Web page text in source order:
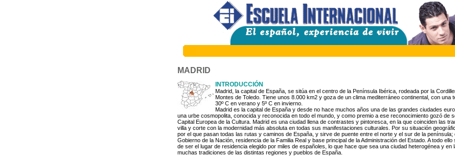
MADRID
INTRODUCCIÓN
Madrid, la capital de España, se sitúa en el centro de la Península Ibérica, rodeada por la
Montes de Toledo. Tiene unos 8.000 km2 y goza de un clima mediterráneo continental, con una
30º C en verano y 5º C en invierno.
Madrid es la capital de España y desde no hace muchos años una de las grandes ciudades
una urbe cosmopolita, conocida y reconocida en todo el mundo, y como premio a ese reconocimiento gozó de
Capital Europea de la Cultura. Madrid es una ciudad llena de contrastes y pintoresca, en la que coinciden las
villa y corte con la modernidad más absoluta en todas sus manifestaciones culturales. Por su situación
por el que pasan todas las rutas y caminos de España, y sirve de puente entre el norte y el sur de la península;
Gobierno de la Nación, residencia de la Familia Real y base principal de la Administración del Estado. A todo
de ser el lugar de residencia elegido por miles de españoles, lo que hace que sea una ciudad heterogénea y en
muchas tradiciones de las distintas regiones y pueblos de España.